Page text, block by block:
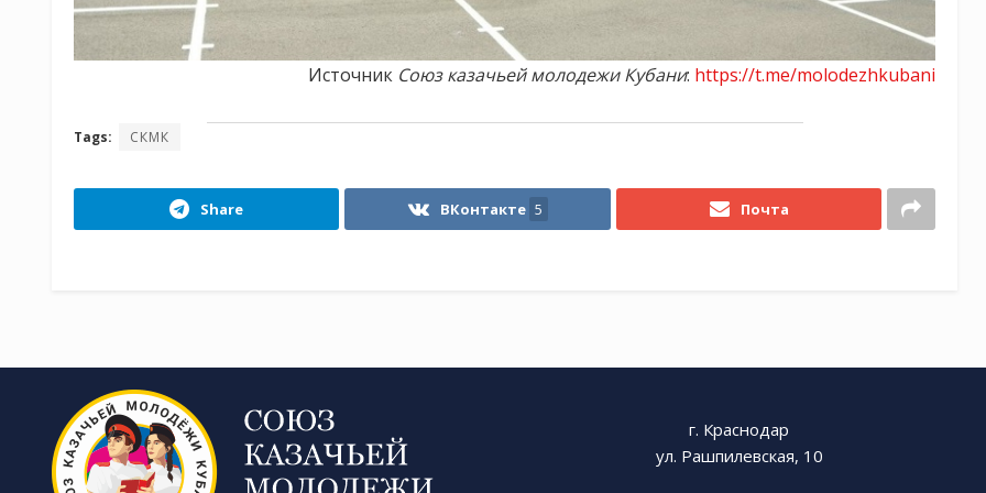
Источник Союз казачьей молодежи Кубани: https://t.me/molodezhkubani
Tags: СКМК
Share ВКонтакте 5 Почта
г. Краснодар
ул. Рашпилевская, 10